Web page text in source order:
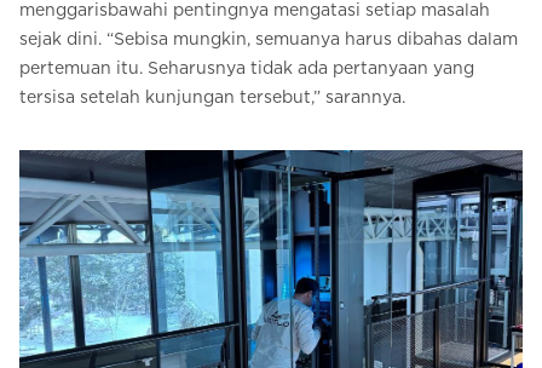
menggarisbawahi pentingnya mengatasi setiap masalah
sejak dini. “Sebisa mungkin, semuanya harus dibahas dalam
pertemuan itu. Seharusnya tidak ada pertanyaan yang
tersisa setelah kunjungan tersebut,” sarannya.